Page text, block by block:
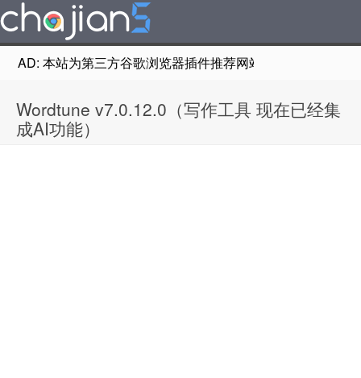
AD: 本站为第三方谷歌浏览器插件推荐网站，非Google
Wordtune v7.0.12.0（写作工具 现在已经集
成AI功能）